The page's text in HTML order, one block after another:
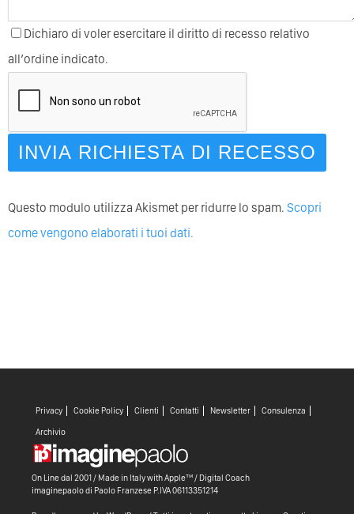
Dichiaro di voler esercitare il diritto di recesso relativo
all’ordine indicato.
Questo modulo utilizza Akismet per ridurre lo spam. Scopri
come vengono elaborati i tuoi dati.
Privacy Cookie Policy Clienti Contatti Newsletter Consulenza
Archivio
On Line dal 2001 / Made in Italy withApple™ / Digital Coach
imaginepaolo di Paolo Franzese P.IVA 06113351214